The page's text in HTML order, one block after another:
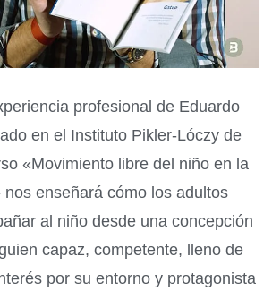
profesional de Eduardo
en el Instituto Pikler-Lóczy de
«Movimiento libre del niño en la
enseñará cómo los adultos
al niño desde una concepción
capaz, competente, lleno de
por su entorno y protagonista